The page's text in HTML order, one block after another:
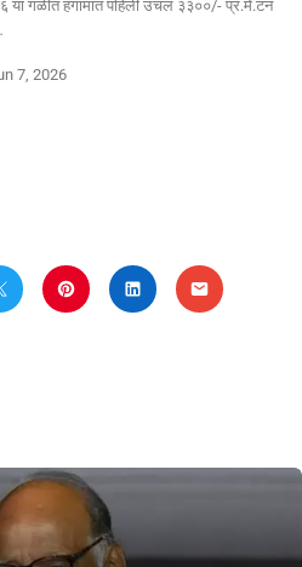
या गळीत हंगामात पहिली उचल ३३००/- प्र.मे.टन
7, 2026